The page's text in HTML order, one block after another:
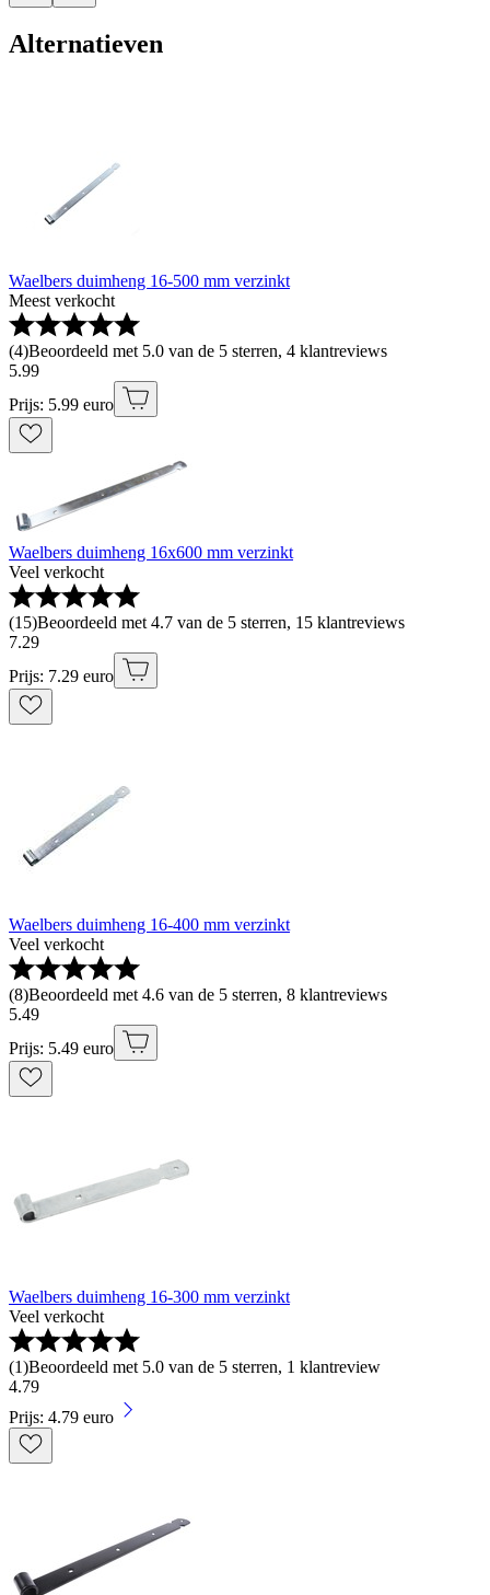
Alternatieven
Waelbers duimheng 16-500 mm verzinkt
Meest verkocht
(4)Beoordeeld met 5.0 van de 5 sterren, 4 klantreviews
5.99
Prijs: 5.99 euro
Waelbers duimheng 16x600 mm verzinkt
Veel verkocht
(15)Beoordeeld met 4.7 van de 5 sterren, 15 klantreviews
7.29
Prijs: 7.29 euro
Waelbers duimheng 16-400 mm verzinkt
Veel verkocht
(8)Beoordeeld met 4.6 van de 5 sterren, 8 klantreviews
5.49
Prijs: 5.49 euro
Waelbers duimheng 16-300 mm verzinkt
Veel verkocht
(1)Beoordeeld met 5.0 van de 5 sterren, 1 klantreview
4.79
Prijs: 4.79 euro